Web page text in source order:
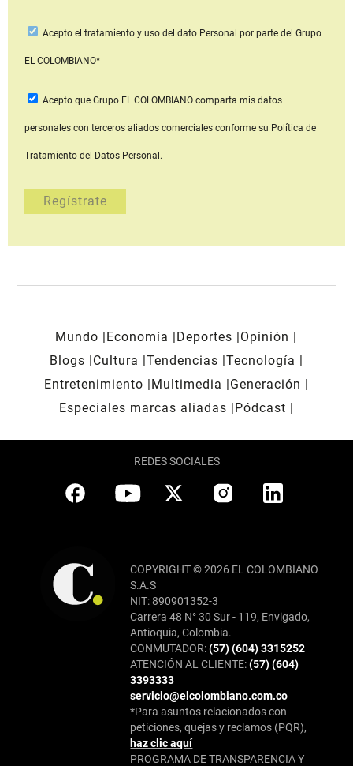
Acepto el tratamiento y uso del dato Personal por parte del Grupo
EL COLOMBIANO*
Acepto que Grupo EL COLOMBIANOcomparta mis datos
personales con terceros aliados comerciales conforme su Política de
Tratamiento del Datos Personal.
Mundo Economía Deportes
Opinión
Blogs
Cultura Tendencias Tecnología
Entretenimiento
Multimedia
Generación
Especiales marcas aliadas
Pódcast
REDES SOCIALES
COPYRIGHT © 2026 EL COLOMBIANO
S.A.S
NIT: 890901352-3
Carrera 48 N° 30 Sur - 119, Envigado,
Antioquia, Colombia.
CONMUTADOR:(57) (604) 3315252
ATENCIÓN AL CLIENTE:(57) (604)
3393333
servicio@elcolombiano.com.co
*Para asuntos relacionados con
peticiones, quejas y reclamos (PQR),
haz clic aquí
PROGRAMA DE TRANSPARENCIA Y